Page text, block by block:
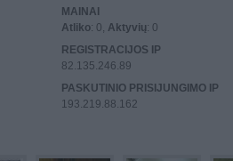
MAINAI
Atliko: 0, Aktyvių: 0
REGISTRACIJOS IP
82.135.246.89
PASKUTINIO PRISIJUNGIMO IP
193.219.88.162